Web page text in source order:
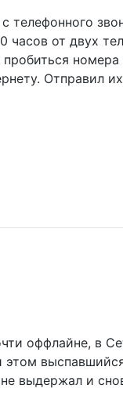
телефонного
часов от двух
Отправил
оффлайне, в
выдержал и